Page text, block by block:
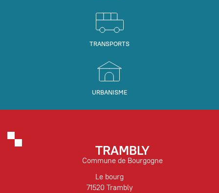
TRANSPORTS
URBANISME
TRAMBLY
Commune de Bourgogne
Le bourg
71520 Trambly